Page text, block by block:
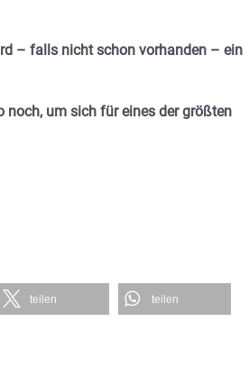
– falls nicht schon vorhanden – ein
um sich für eines der größten
teilen teilen